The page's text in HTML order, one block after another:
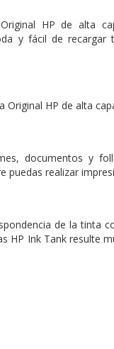
HP de alta
y fácil de
HP de alta
documentos y
puedas realizar
de la tinta
Ink Tank resulte